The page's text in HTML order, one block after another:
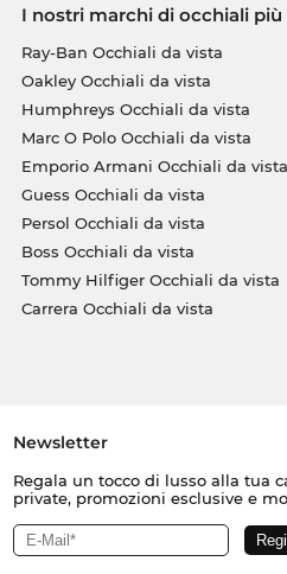
I nostri marchi di occhiali
Ray-Ban Occhiali da vista
Oakley Occhiali da vista
Humphreys Occhiali da vista
Marc O Polo Occhiali da vista
Emporio Armani Occhiali da vista
Guess Occhiali da vista
Persol Occhiali da vista
Boss Occhiali da vista
Tommy Hilfiger Occhiali da vista
Carrera Occhiali da vista
Newsletter
Regala un tocco di lusso alla tua
private, promozioni esclusive e